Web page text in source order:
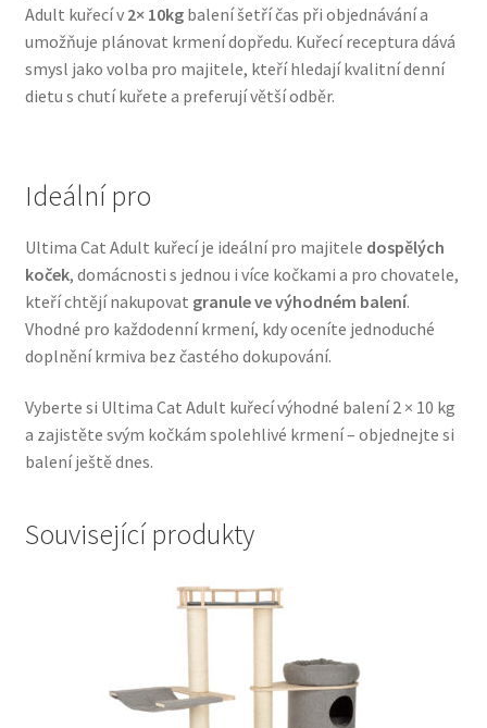
Pelíšky pro psy
Ortopedické pelíšky
Purizon pro psy — Vysoký obsah masa, bez obilovin
Royal Canin pro psy
Veterinární dieta pro psy
Wolf of Wilderness
Adult kuřecí v 2× 10kgbalení šetří čas při objednávání a
umožňuje plánovat krmení dopředu. Kuřecí receptura dává
smysl jako volba pro majitele, kteří hledají kvalitní denní
dietu s chutí kuřete a preferují větší odběr.
Ideální pro
Ultima Cat Adult kuřecí je ideální pro majitele dospělých
koček, domácnosti s jednou i více kočkami a pro chovatele,
kteří chtějí nakupovat granule ve výhodném balení.
Vhodné pro každodenní krmení, kdy oceníte jednoduché
doplnění krmiva bez častého dokupování.
Vyberte si Ultima Cat Adult kuřecí výhodné balení 2 × 10 kg
a zajistěte svým kočkám spolehlivé krmení – objednejte si
balení ještě dnes.
Související produkty